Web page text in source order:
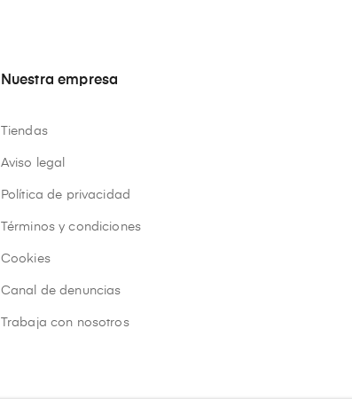
Nuestra empresa
Tiendas
Aviso legal
Política de privacidad
Términos y condiciones
Cookies
Canal de denuncias
Trabaja con nosotros